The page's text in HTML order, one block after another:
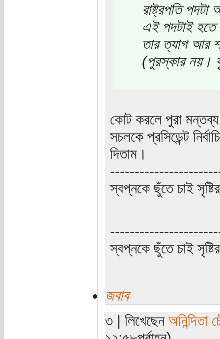
রাষ্ট্রপতি
এই পদটাই হতে
তার ত্যাগ আর
(পুরস্কার নয়।
কোট করলে পুরা
সচলকে প্রসিডেন্ট
দিতাম।
স্বপ্নকে ছুঁতে চাই
স্বপ্নকে ছুঁতে চাই
জবাব
৩ | লিখেছেন অনিন্দিতা